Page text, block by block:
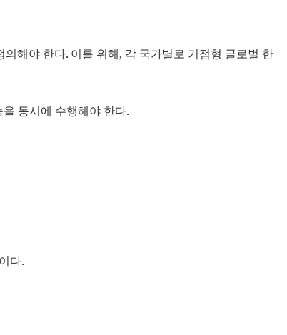
의해야 한다. 이를 위해, 각 국가별로 거점형 글로벌 한
동시에 수행해야 한다.
다.